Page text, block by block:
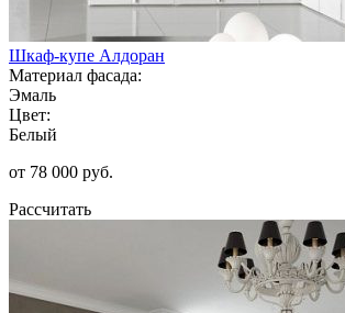
Шкаф-купе Алдоран
Материал фасада:
Эмаль
Цвет:
Белый
от 78 000 руб.
Рассчитать